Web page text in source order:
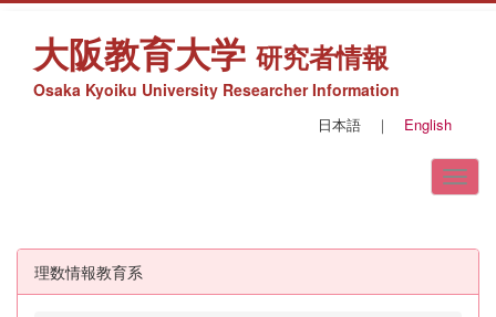
大阪教育大学 研究者情報
Osaka Kyoiku University Researcher Information
日本語 ｜ English
理数情報教育系